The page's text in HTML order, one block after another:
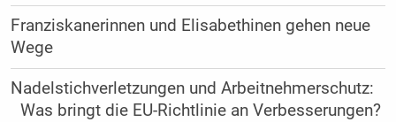
Franziskanerinnen und Elisabethinen gehen neue
Wege
Nadelstichverletzungen und Arbeitnehmerschutz:
Was bringt die EU-Richtlinie an Verbesserungen?